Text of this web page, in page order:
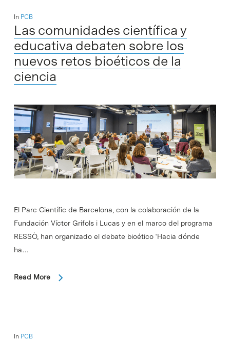
In PCB
Las comunidades científica y
educativa debaten sobre los
nuevos retos bioéticos de la
ciencia
El Parc Científic de Barcelona, con la colaboración de la
Fundación Víctor Grifols i Lucas y en el marco del programa
RESSÒ, han organizado el debate bioético ‘Hacia dónde
ha…
Read More
In PCB